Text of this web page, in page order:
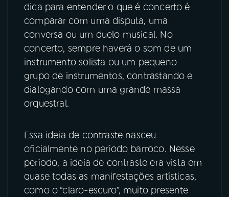
dica para entender o que é concerto é
comparar com uma disputa, uma
conversa ou um duelo musical. No
concerto, sempre haverá o som de um
instrumento solista ou um pequeno
grupo de instrumentos, contrastando e
dialogando com uma grande massa
orquestral.
Essa ideia de contraste nasceu
oficialmente no período barroco. Nesse
período, a ideia de contraste era vista em
quase todas as manifestações artísticas,
como o “claro-escuro”, muito presente